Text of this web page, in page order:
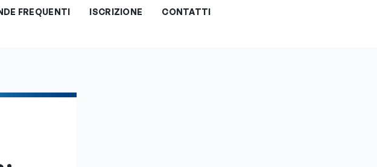
FREQUENTI ISCRIZIONE CONTATTI